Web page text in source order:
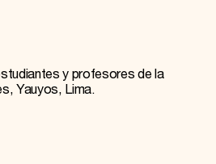
y profesores de la
Yauyos, Lima.